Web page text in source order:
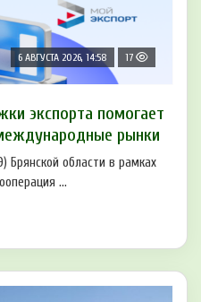
6 АВГУСТА 2026, 14:58 17
экспорта помогает
рынки
Брянской области в рамках
...